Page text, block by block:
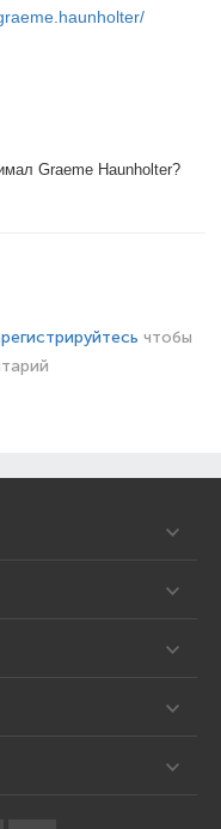
Graeme Haunholter?
чтобы